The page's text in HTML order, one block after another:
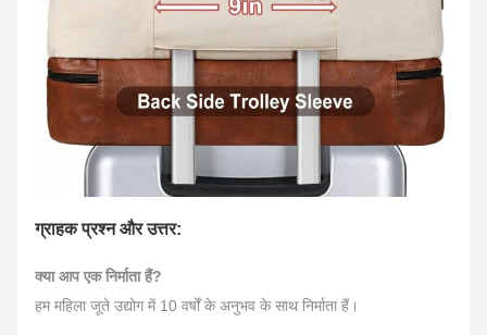
ग्राहक प्रश्न और उत्तर:
क्या आप एक निर्माता हैं?
हम महिला जूते उद्योग में 10 वर्षों के अनुभव के साथ निर्माता हैं।